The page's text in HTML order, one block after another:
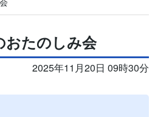
おたのしみ会
2025年11月20日 09時30分